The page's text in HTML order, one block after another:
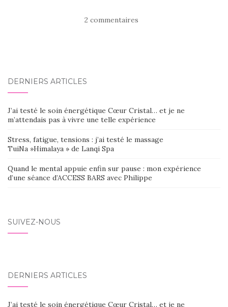
2 commentaires
DERNIERS ARTICLES
J’ai testé le soin énergétique Cœur Cristal… et je ne
m’attendais pas à vivre une telle expérience
Stress, fatigue, tensions : j’ai testé le massage
TuiNa »Himalaya » de Lanqi Spa
Quand le mental appuie enfin sur pause : mon expérience
d’une séance d’ACCESS BARS avec Philippe
SUIVEZ-NOUS
DERNIERS ARTICLES
J’ai testé le soin énergétique Cœur Cristal… et je ne